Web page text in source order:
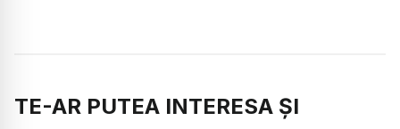
TE-AR PUTEA INTERESA ȘI